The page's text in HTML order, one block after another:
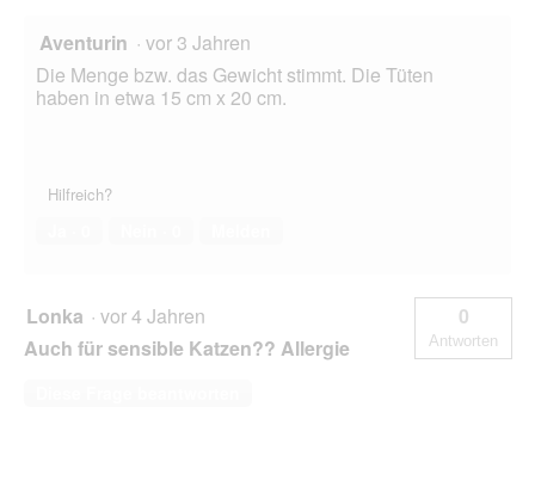
Aventurin · vor 3 Jahren
Die Menge bzw. das Gewicht stimmt. Die Tüten
haben in etwa 15 cm x 20 cm.
Hilfreich?
Lonka · vor 4 Jahren
Auch für sensible Katzen?? Allergie
0
Antworten